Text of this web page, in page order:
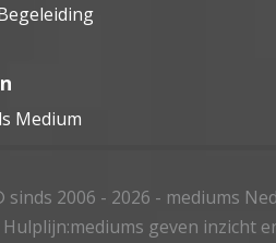
Medium
sinds 2006 - 2026 - mediums
geven inzicht